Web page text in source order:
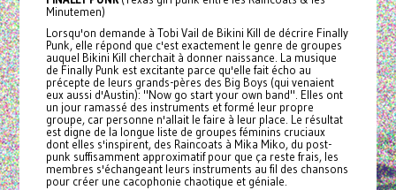
Minutemen)
Lorsqu'on demande à Tobi Vail de Bikini Kill de décrire Finally
Punk, elle répond que c'est exactement le genre de groupes
auquel Bikini Kill cherchait à donner naissance. La musique
de Finally Punk est excitante parce qu'elle fait écho au
précepte de leurs grands-pères des Big Boys (qui venaient
eux aussi d'Austin): "Now go start your own band". Elles ont
un jour ramassé des instruments et formé leur propre
groupe, car personne n'allait le faire à leur place. Le résultat
est digne de la longue liste de groupes féminins cruciaux
dont elles s'inspirent, des Raincoats à Mika Miko, du post-
punk suffisamment approximatif pour que ça reste frais, les
membres s'échangeant leurs instruments au fil des chansons
pour créer une cacophonie chaotique et géniale.